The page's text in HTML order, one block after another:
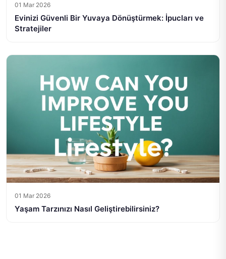
01 Mar 2026
Evinizi Güvenli Bir Yuvaya Dönüştürmek: İpucları ve
Stratejiler
01 Mar 2026
Yaşam Tarzınızı Nasıl Geliştirebilirsiniz?